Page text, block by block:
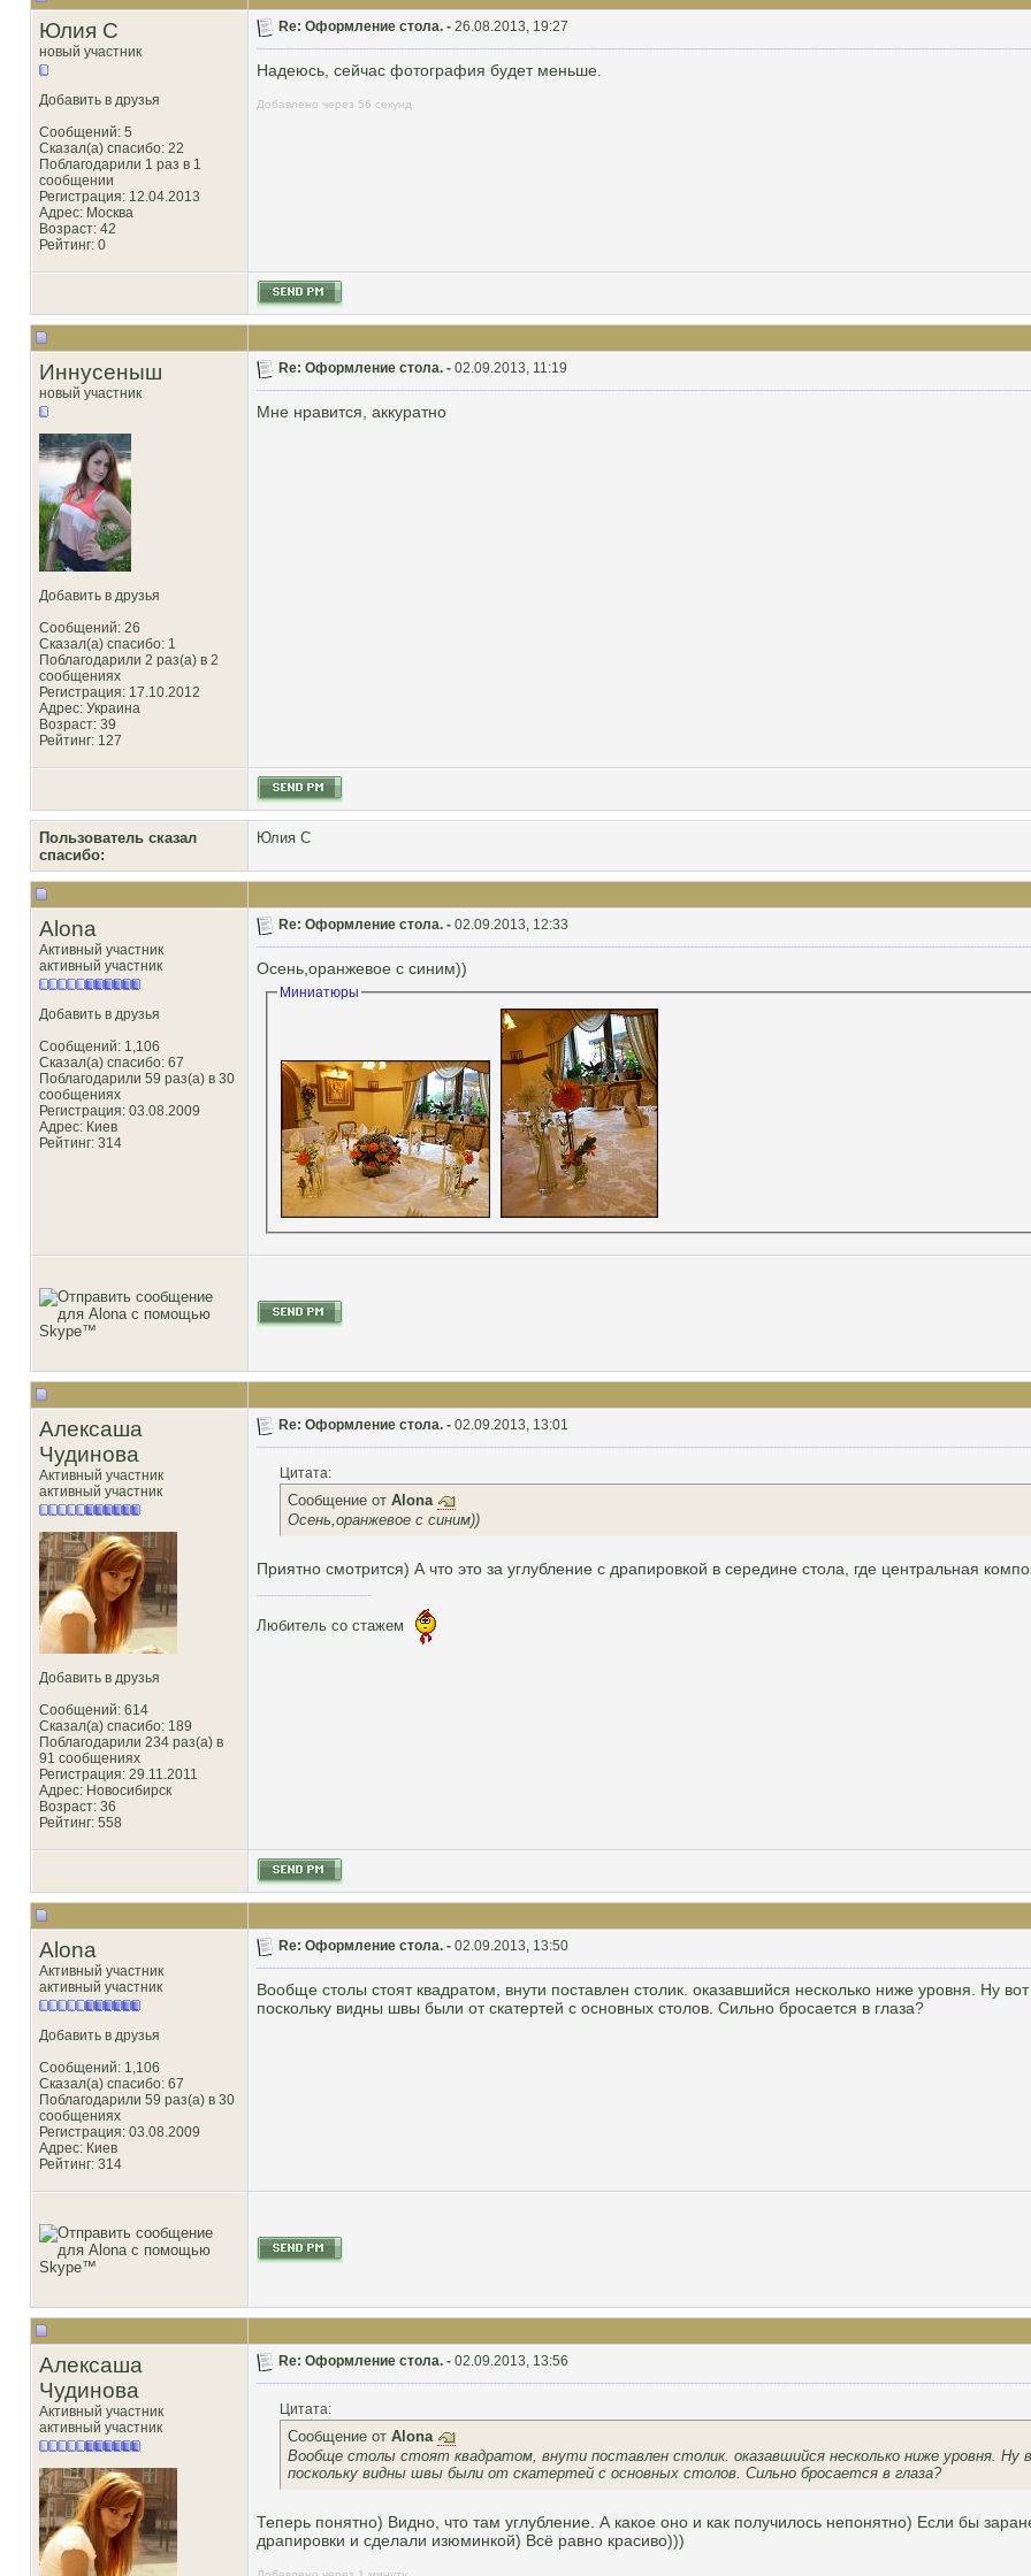
Юлия С
новый участник
Добавить в друзья
Сообщений: 5
Сказал(а) спасибо: 22
Поблагодарили 1 раз в 1
сообщении
Регистрация: 12.04.2013
Адрес: Москва
Возраст: 42
Рейтинг: 0
Re: Оформление стола. - 26.08.2013, 19:27
Надеюсь, сейчас фотография будет меньше.
Добавлено через 56 секунд
Иннусеныш
новый участник
Добавить в друзья
Сообщений: 26
Сказал(а) спасибо: 1
Поблагодарили 2 раз(а) в 2
сообщениях
Регистрация: 17.10.2012
Адрес: Украина
Возраст: 39
Рейтинг: 127
Re: Оформление стола. - 02.09.2013, 11:19
Мне нравится, аккуратно
Пользователь сказал
cпасибо:
Юлия С
Alona
Активный участник
активный участник
Добавить в друзья
Сообщений: 1,106
Сказал(а) спасибо: 67
Поблагодарили 59 раз(а) в 30
сообщениях
Регистрация: 03.08.2009
Адрес: Киев
Рейтинг: 314
Re: Оформление стола. - 02.09.2013, 12:33
Осень,оранжевое с синим))
Миниатюры
Алексаша
Чудинова
Активный участник
активный участник
Добавить в друзья
Сообщений: 614
Сказал(а) спасибо: 189
Поблагодарили 234 раз(а) в
91 сообщениях
Регистрация: 29.11.2011
Адрес: Новосибирск
Возраст: 36
Рейтинг: 558
Re: Оформление стола. - 02.09.2013, 13:01
Цитата:
Сообщение от Alona
Осень,оранжевое с синим))
Приятно смотрится) А что это за углубление с драпировкой в середине стола, где центральная
Любитель со стажем
Alona
Активный участник
активный участник
Добавить в друзья
Сообщений: 1,106
Сказал(а) спасибо: 67
Поблагодарили 59 раз(а) в 30
сообщениях
Регистрация: 03.08.2009
Адрес: Киев
Рейтинг: 314
Re: Оформление стола. - 02.09.2013, 13:50
Вообще столы стоят квадратом, внути поставлен столик. оказавшийся несколько ниже уровня. Ну
поскольку видны швы были от скатертей с основных столов. Сильно бросается в глаза?
Алексаша
Чудинова
Активный участник
активный участник
Re: Оформление стола. - 02.09.2013, 13:56
Цитата:
Сообщение от Alona
Вообще столы стоят квадратом, внути поставлен столик. оказавшийся несколько ниже уровня.
поскольку видны швы были от скатертей с основных столов. Сильно бросается в глаза?
Теперь понятно) Видно, что там углубление. А какое оно и как получилось непонятно) Если бы
драпировки и сделали изюминкой) Всё равно красиво)))